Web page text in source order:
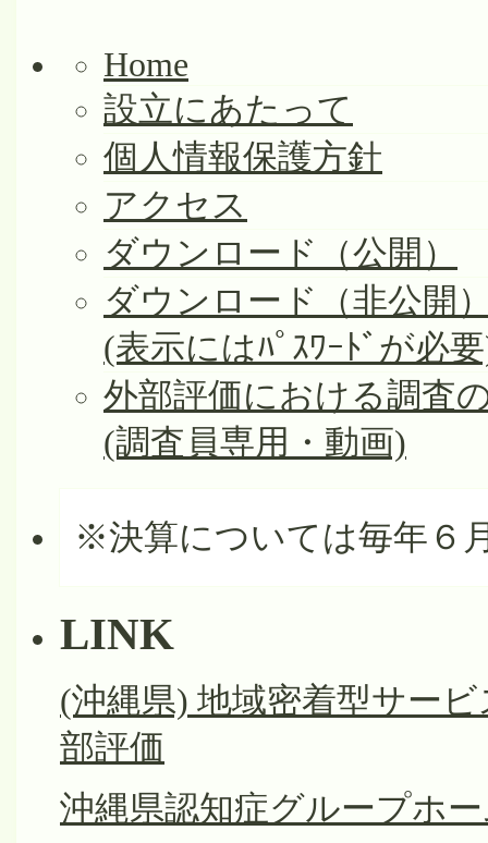
Home
設立にあたって
個人情報保護方針
アクセス
ダウンロード（公開）
ダウンロード（非公開
(表示にはﾊﾟｽﾜｰﾄﾞが必
外部評価における調査
(調査員専用・動画)
※決算については毎年６
LINK
(沖縄県) 地域密着型サー
部評価
沖縄県認知症グループホ